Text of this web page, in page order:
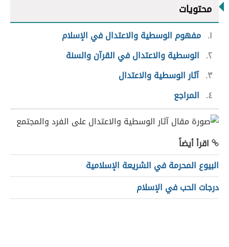
محتويات
١ مفهوم الوسطية والاعتدال في الإسلام
٢ الوسطية والاعتدال في القرآن والسنة
٣ آثار الوسطية والاعتدال
٤
المراجع
اقرأ أيضاً
البيوع المحرمة في الشريعة الإسلامية
درجات الحب في الإسلام